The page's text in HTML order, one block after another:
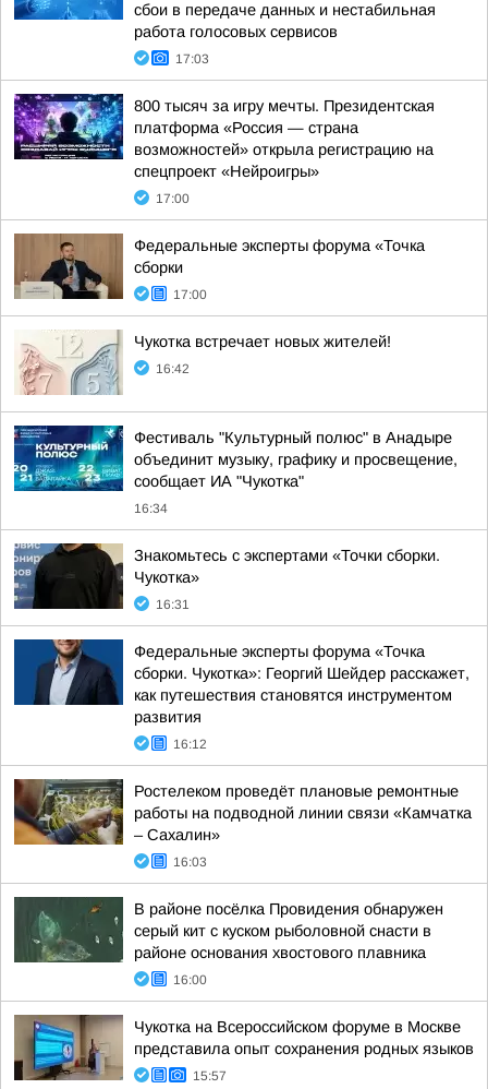
сбои в передаче данных и нестабильная
работа голосовых сервисов
17:03
800 тысяч за игру мечты. Президентская
платформа «Россия — страна
возможностей» открыла регистрацию на
спецпроект «Нейроигры»
17:00
Федеральные эксперты форума «Точка
сборки
17:00
Чукотка встречает новых жителей!
16:42
Фестиваль "Культурный полюс" в Анадыре
объединит музыку, графику и просвещение,
сообщает ИА "Чукотка"
16:34
Знакомьтесь с экспертами «Точки сборки.
Чукотка»
16:31
Федеральные эксперты форума «Точка
сборки. Чукотка»: Георгий Шейдер расскажет,
как путешествия становятся инструментом
развития
16:12
Ростелеком проведёт плановые ремонтные
работы на подводной линии связи «Камчатка
– Сахалин»
16:03
В районе посёлка Провидения обнаружен
серый кит с куском рыболовной снасти в
районе основания хвостового плавника
16:00
Чукотка на Всероссийском форуме в Москве
представила опыт сохранения родных языков
15:57